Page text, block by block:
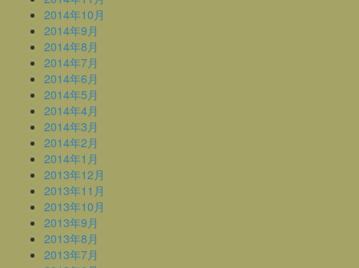
2014年10月
2014年9月
2014年8月
2014年7月
2014年6月
2014年5月
2014年4月
2014年3月
2014年2月
2014年1月
2013年12月
2013年11月
2013年10月
2013年9月
2013年8月
2013年7月